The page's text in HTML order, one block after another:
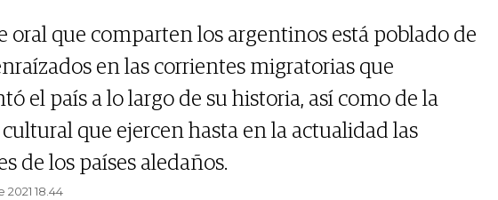
oral que comparten los argentinos está poblado de
en las corrientes migratorias que
el país a lo largo de su historia, así como de la
que ejercen hasta en la actualidad las
de los países aledaños.
18.44